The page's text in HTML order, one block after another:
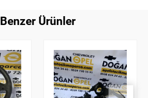
Benzer Ürünler